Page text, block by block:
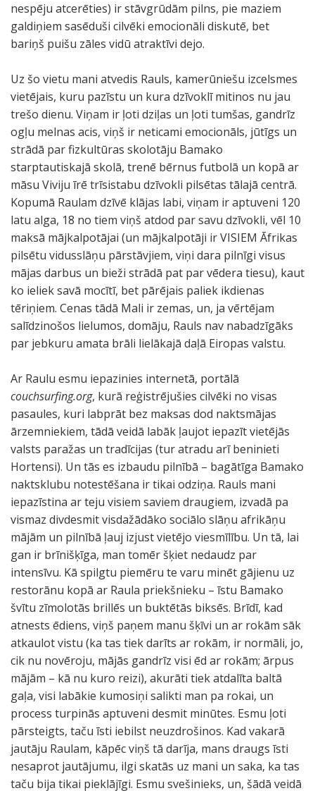
nespēju atcerēties) ir stāvgrūdām pilns, pie maziem
galdiņiem sasēduši cilvēki emocionāli diskutē, bet
bariņš puišu zāles vidū atraktīvi dejo.
Uz šo vietu mani atvedis Rauls, kamerūniešu izcelsmes
vietējais, kuru pazīstu un kura dzīvoklī mitinos nu jau
trešo dienu. Viņam ir ļoti dziļas un ļoti tumšas, gandrīz
ogļu melnas acis, viņš ir neticami emocionāls, jūtīgs un
strādā par fizkultūras skolotāju Bamako
starptautiskajā skolā, trenē bērnus futbolā un kopā ar
māsu Viviju īrē trīsistabu dzīvokli pilsētas tālajā centrā.
Kopumā Raulam dzīvē klājas labi, viņam ir aptuveni 120
latu alga, 18 no tiem viņš atdod par savu dzīvokli, vēl 10
maksā mājkalpotājai (un mājkalpotāji ir VISIEM Āfrikas
pilsētu vidusslāņu pārstāvjiem, viņi dara pilnīgi visus
mājas darbus un bieži strādā pat par vēdera tiesu), kaut
ko ieliek savā mocītī, bet pārējais paliek ikdienas
tēriņiem. Cenas tādā Mali ir zemas, un, ja vērtējam
salīdzinošos lielumos, domāju, Rauls nav nabadzīgāks
par jebkuru amata brāli lielākajā daļā Eiropas valstu.
Ar Raulu esmu iepazinies internetā, portālā
couchsurfing.org, kurā reģistrējušies cilvēki no visas
pasaules, kuri labprāt bez maksas dod naktsmājas
ārzemniekiem, tādā veidā labāk ļaujot iepazīt vietējās
valsts paražas un tradīcijas (tur atradu arī beninieti
Hortensi). Un tās es izbaudu pilnībā – bagātīga Bamako
naktsklubu notestēšana ir tikai odziņa. Rauls mani
iepazīstina ar teju visiem saviem draugiem, izvadā pa
vismaz divdesmit visdažādāko sociālo slāņu afrikāņu
mājām un pilnībā ļauj izjust vietējo viesmīlību. Un tā, lai
gan ir brīnišķīga, man tomēr šķiet nedaudz par
intensīvu. Kā spilgtu piemēru te varu minēt gājienu uz
restorānu kopā ar Raula priekšnieku – īstu Bamako
švītu zīmolotās brillēs un buktētās biksēs. Brīdī, kad
atnests ēdiens, viņš paņem manu šķīvi un ar rokām sāk
atkaulot vistu (ka tas tiek darīts ar rokām, ir normāli, jo,
cik nu novēroju, mājās gandrīz visi ēd ar rokām; ārpus
mājām – kā nu kuro reizi), akurāti tiek atdalīta baltā
gaļa, visi labākie kumosiņi salikti man pa rokai, un
process turpinās aptuveni desmit minūtes. Esmu ļoti
pārsteigts, taču īsti iebilst neuzdrošinos. Kad vakarā
jautāju Raulam, kāpēc viņš tā darīja, mans draugs īsti
nesaprot jautājumu, ilgi skatās uz mani un saka, ka tas
taču bija tikai pieklājīgi. Esmu svešinieks, un, šādā veidā